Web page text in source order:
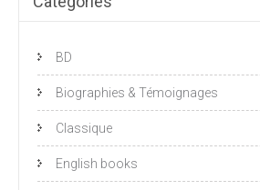
BD
Biographies & Témoignages
Classique
English books